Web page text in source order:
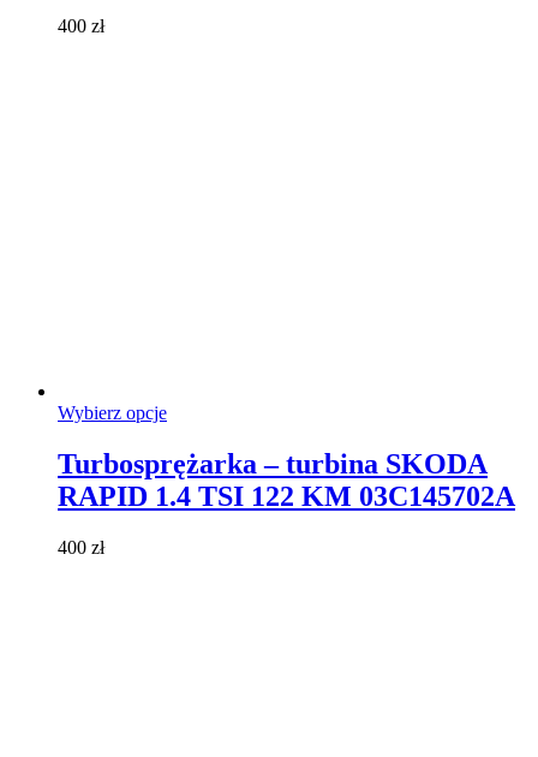
400 zł
Wybierz opcjeTen
wiele
wariantów.
Turbosprężarka – turbina SKODA
RAPID 1.4 TSI 122 KM 03C145702A
400 zł